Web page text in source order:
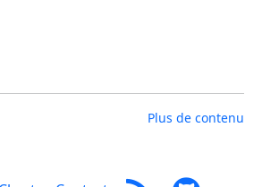
Plus de contenu